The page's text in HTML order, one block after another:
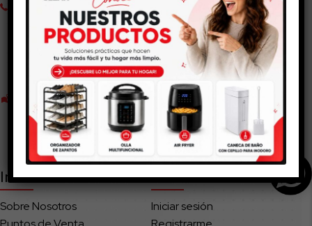
Venta Telefónica (+57) 321 3358412
De lunes a sábado de 8:00am a 5:00pm
Nuestras Tiendas
Cajicáen Carrera 6 # 6B-99 SUR
Al lado del Colegio Emilio Soto Mayor
Chíaen Av. Pradilla # 9-00 East
C.C. Centro Chía Local 1154
Bogotáen Calle 185 #45-3
C.C. Santafé
Primer PisoLocal 1-157
Información
Sobre Nosotros
Mi cuenta
Iniciar sesión